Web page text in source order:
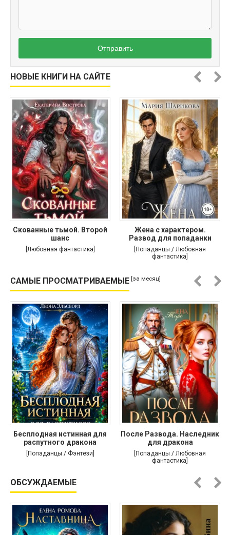
Отправить
НОВЫЕ КНИГИ НА САЙТЕ
Скованные тьмой. Второй
шанс
[Любовная фантастика]
Жена с характером.
Развод для попаданки
[Попаданцы / Любовная
фантастика]
САМЫЕ ПРОСМАТРИВАЕМЫЕ [за месяц]
Бесплодная истинная для
распутного дракона
[Попаданцы / Фэнтези]
После Развода. Наследник
для дракона
[Попаданцы / Любовная
фантастика]
ОБСУЖДАЕМЫЕ